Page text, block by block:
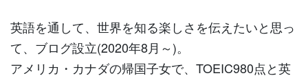
英語を通して、世界を知る楽しさを伝えたいと思っ
て、ブログ設立(2020年8月～)。
アメリカ・カナダの帰国子女で、TOEIC980点と英